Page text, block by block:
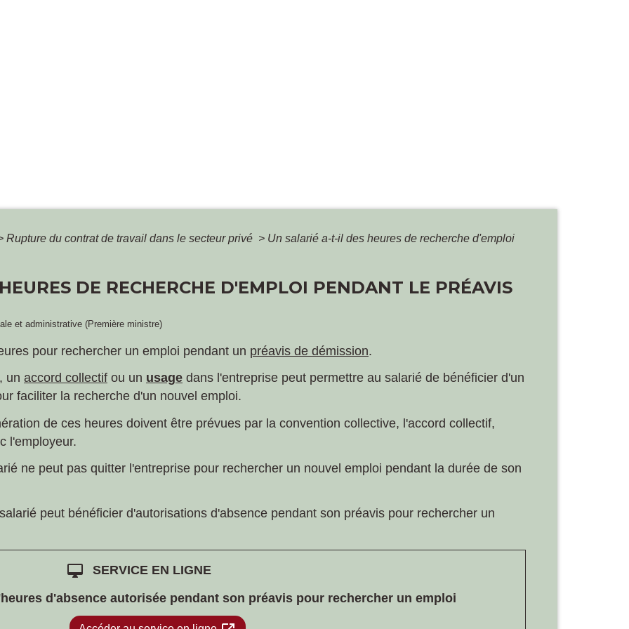
Rupture du contrat de travail dans le secteur privé > Un salarié a-t-il des heures de recherche d'emploi
DE RECHERCHE D'EMPLOI PENDANT LE PRÉAVIS
et administrative (Première ministre)
pour rechercher un emploi pendant un préavis de démission.
, un accord collectif ou un usage dans l'entreprise peut permettre au salarié de bénéficier d'un
faciliter la recherche d'un nouvel emploi.
de ces heures doivent être prévues par la convention collective, l'accord collectif,
l'employeur.
ne peut pas quitter l'entreprise pour rechercher un nouvel emploi pendant la durée de son
peut bénéficier d'autorisations d'absence pendant son préavis pour rechercher un
desktop_mac
SERVICE EN LIGNE
d'absence autorisée pendant son préavis pour rechercher un emploi